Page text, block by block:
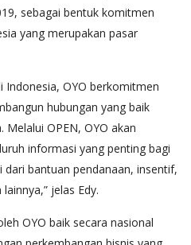
sebagai bentuk komitmen
yang merupakan pasar
Indonesia, OYO berkomitmen
hubungan yang baik
OPEN, OYO akan
informasi yang penting bagi
bantuan pendanaan, insentif,
jelas Edy.
OYO baik secara nasional